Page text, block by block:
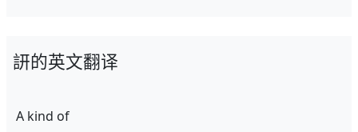
訮的英文翻译
A kind of